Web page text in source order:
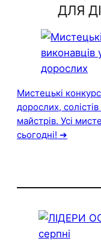
ДЛЯ
Мистецькі
дорослих, солістів
майстрів. Усі
сьогодні! ➔